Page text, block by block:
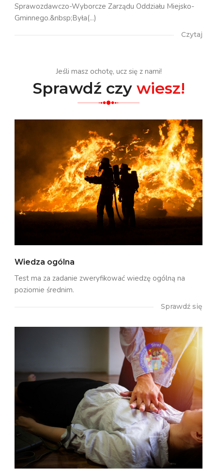
Sprawozdawczo-Wyborcze Zarządu Oddziału Miejsko-
Gminnego.&nbsp;Była(...)
Czytaj
Jeśli masz ochotę, ucz się z nami!
Sprawdź czy wiesz!
Wiedza ogólna
Test ma za zadanie zweryfikować wiedzę ogólną na
poziomie średnim.
Sprawdź się